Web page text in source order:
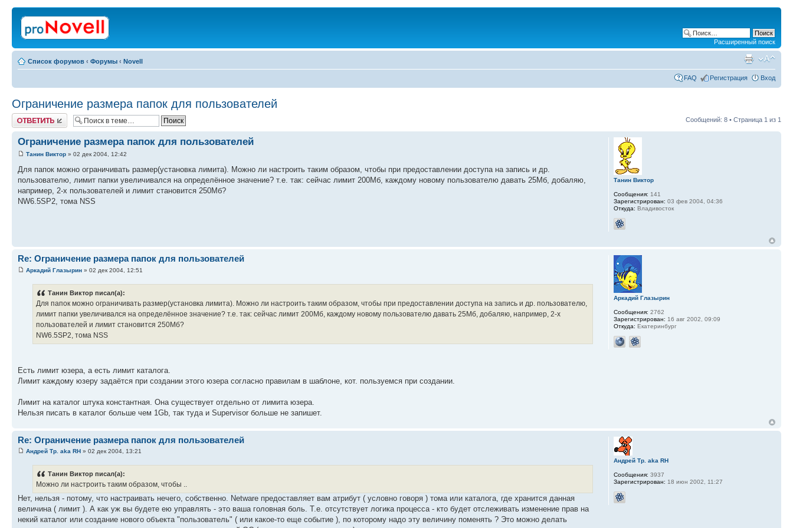
Расширенный поиск
Список форумов ‹ Форумы ‹ Novell
FAQ Регистрация Вход
Ограничение размера папок для пользователей
Ответить Сообщений: 8 • Страница 1 из 1
Ограничение размера папок для пользователей
Танин Виктор » 02 дек 2004, 12:42
Для папок можно ограничивать размер(установка лимита). Можно ли настроить таким образом, чтобы при предоставлении доступа на запись и др.
пользователю, лимит папки увеличивался на определённое значение? т.е. так: сейчас лимит 200Мб, каждому новому пользователю давать 25Мб, добаляю,
например, 2-х пользователей и лимит становится 250Мб?
NW6.5SP2, тома NSS
Танин Виктор
Сообщения: 141
Зарегистрирован: 03 фев 2004, 04:36
Откуда: Владивосток
Re: Ограничение размера папок для пользователей
Аркадий Глазырин » 02 дек 2004, 12:51
Танин Виктор писал(а):
Для папок можно ограничивать размер(установка лимита). Можно ли настроить таким образом, чтобы при предоставлении доступа на запись и др. пользователю,
лимит папки увеличивался на определённое значение? т.е. так: сейчас лимит 200Мб, каждому новому пользователю давать 25Мб, добаляю, например, 2-х
пользователей и лимит становится 250Мб?
NW6.5SP2, тома NSS
Есть лимит юзера, а есть лимит каталога.
Лимит каждому юзеру задаётся при создании этого юзера согласно правилам в шаблоне, кот. пользуемся при создании.
Лимит на каталог штука константная. Она существует отдельно от лимита юзера.
Нельзя писать в каталог больше чем 1Gb, так туда и Supervisor больше не запишет.
Аркадий Глазырин
Сообщения: 2762
Зарегистрирован: 16 авг 2002, 09:09
Откуда: Екатеринбург
Re: Ограничение размера папок для пользователей
Андрей Тр. aka RH » 02 дек 2004, 13:21
Танин Виктор писал(а):
Можно ли настроить таким образом, чтобы ..
Нет, нельзя - потому, что настраивать нечего, собственно. Netware предоставляет вам атрибут ( условно говоря ) тома или каталога, где хранится данная
величина ( лимит ). А как уж вы будете ею управлять - это ваша головная боль. Т.е. отсутствует логика процесса - кто будет отслеживать изменение прав на
некий каталог или создание нового объекта "пользователь" ( или какое-то еще событие ), по которому надо эту величину поменять ? Это можно делать
Андрей Тр. aka RH
Сообщения: 3937
Зарегистрирован: 18 июн 2002, 11:27